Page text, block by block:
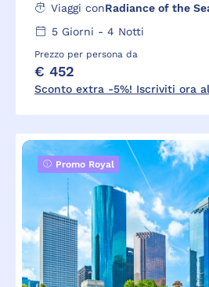
Viaggi conRadiance of the
5Giorni - 4 Notti
Prezzo per persona da
€ 452
Sconto extra -5%! Iscriviti ora
Promo Royal